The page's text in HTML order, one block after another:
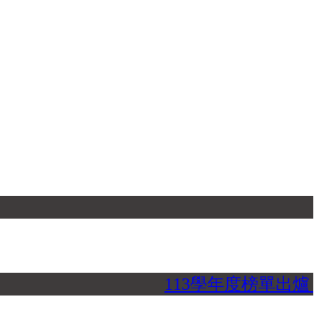
113學年度榜單出爐